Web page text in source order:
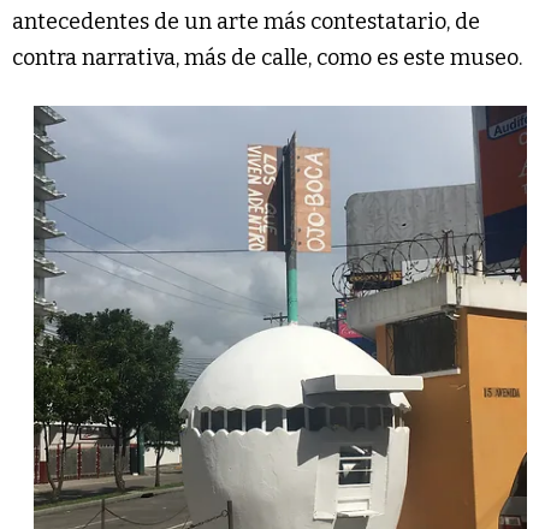
antecedentes de un arte más contestatario, de
contra narrativa, más de calle, como es este museo.